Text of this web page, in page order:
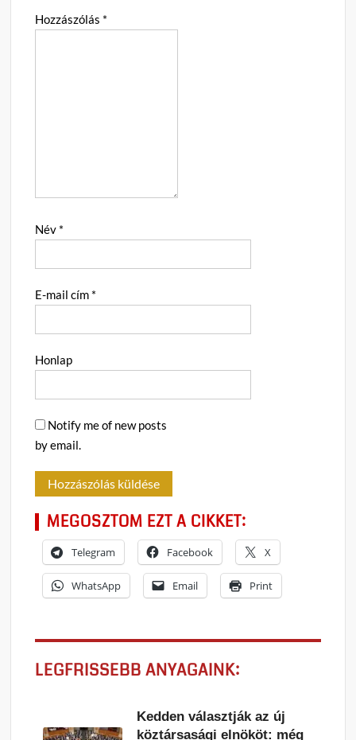
Hozzászólás *
Név *
E-mail cím *
Honlap
Notify me of new posts
by email.
MEGOSZTOM EZT A CIKKET:
Telegram Facebook X
WhatsApp Email Print
LEGFRISSEBB ANYAGAINK:
Kedden választják az új
köztársasági elnököt: még